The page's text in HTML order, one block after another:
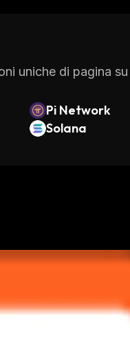
uniche di pagina
Pi Network
Solana